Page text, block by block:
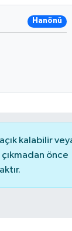
Hanönü
kalabilir
önce